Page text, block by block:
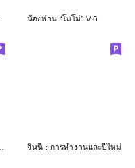
น้องห่าน “โมโม่” V.6
จินนี่ : การทำงานและปีใหม่